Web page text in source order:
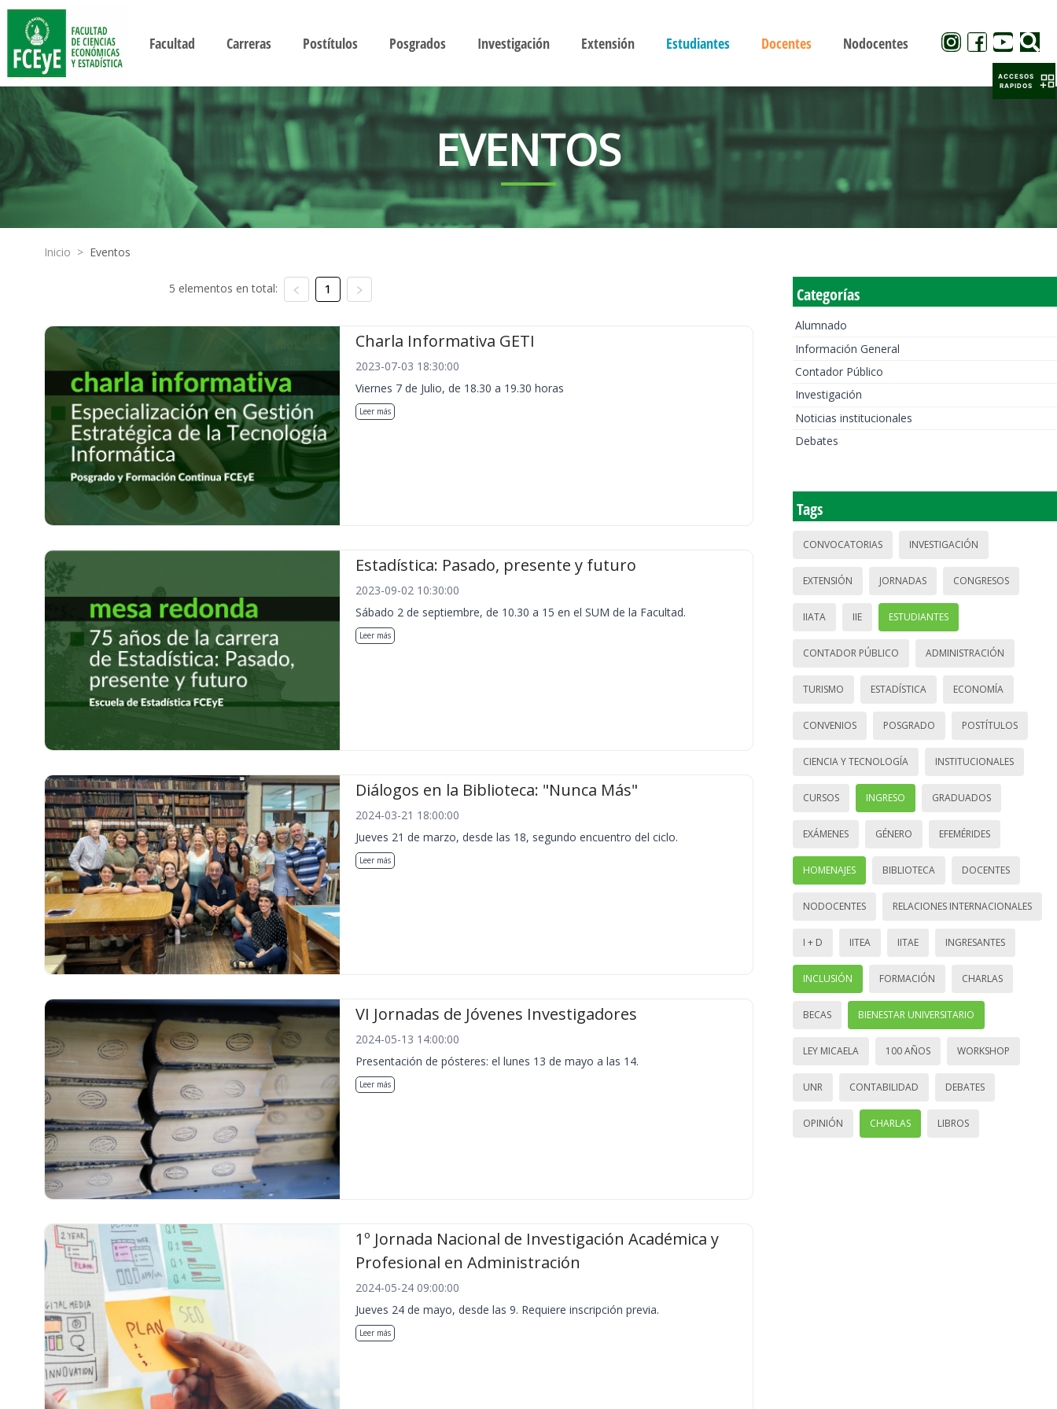
Facultad Carreras Postítulos Posgrados Investigación Extensión Estudiantes Docentes Nodocentes
EVENTOS
Inicio > Eventos
5 elementos en total: 1
Charla Informativa GETI
2023-07-03 18:30:00
Viernes 7 de Julio, de 18.30 a 19.30 horas
Leer más
Estadística: Pasado, presente y futuro
2023-09-02 10:30:00
Sábado 2 de septiembre, de 10.30 a 15 en el SUM de la Facultad.
Leer más
Diálogos en la Biblioteca: "Nunca Más"
2024-03-21 18:00:00
Jueves 21 de marzo, desde las 18, segundo encuentro del ciclo.
Leer más
VI Jornadas de Jóvenes Investigadores
2024-05-13 14:00:00
Presentación de pósteres: el lunes 13 de mayo a las 14.
Leer más
1º Jornada Nacional de Investigación Académica y
Profesional en Administración
2024-05-24 09:00:00
Jueves 24 de mayo, desde las 9. Requiere inscripción previa.
Leer más
Categorías
Alumnado
Información General
Contador Público
Investigación
Noticias institucionales
Debates
Tags
CONVOCATORIAS INVESTIGACIÓN
EXTENSIÓN JORNADAS CONGRESOS
IIATA IIE ESTUDIANTES
CONTADOR PÚBLICO ADMINISTRACIÓN
TURISMO ESTADÍSTICA ECONOMÍA
CONVENIOS POSGRADO POSTÍTULOS
CIENCIA Y TECNOLOGÍA INSTITUCIONALES
CURSOS INGRESO GRADUADOS
EXÁMENES GÉNERO EFEMÉRIDES
HOMENAJES BIBLIOTECA DOCENTES
NODOCENTES RELACIONES INTERNACIONALES
I + D IITEA IITAE INGRESANTES
INCLUSIÓN FORMACIÓN CHARLAS
BECAS BIENESTAR UNIVERSITARIO
LEY MICAELA 100 AÑOS WORKSHOP
UNR CONTABILIDAD DEBATES
OPINIÓN CHARLAS LIBROS
ACCESOS
RAPIDOS